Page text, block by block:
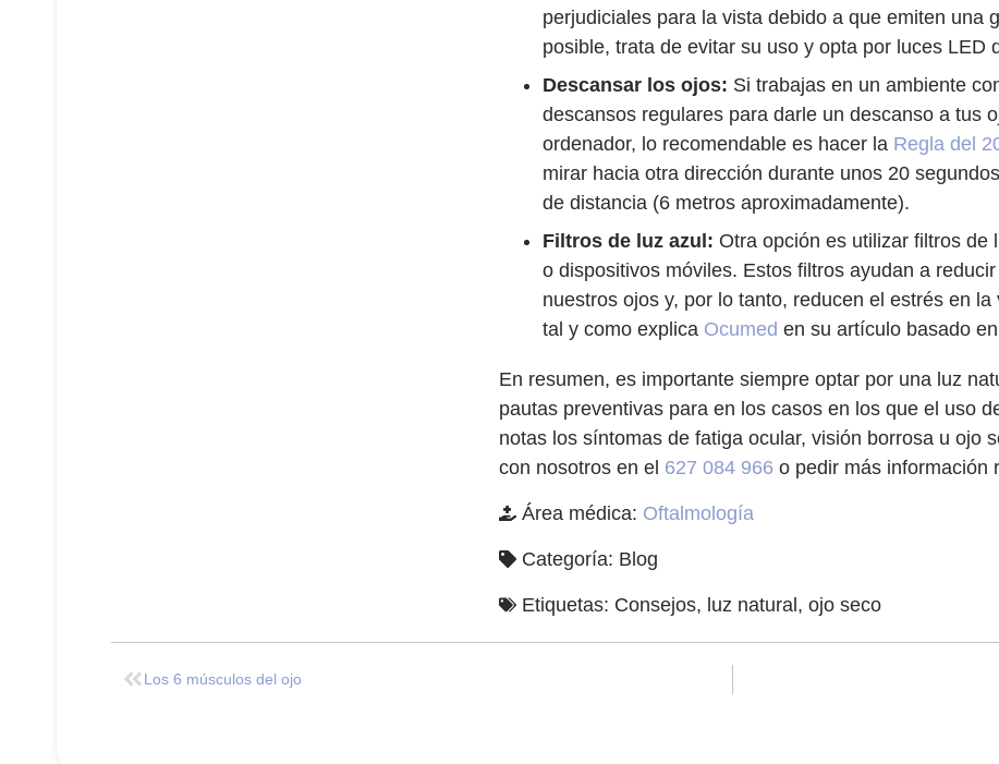
perjudiciales para la vista debido a que emiten una
posible, trata de evitar su uso y opta por luces LED
Descansar los ojos: Si trabajas en un ambiente
descansos regulares para darle un descanso a tus
ordenador, lo recomendable es hacer la Regla del
mirar hacia otra dirección durante unos 20
de distancia (6 metros aproximadamente).
Filtros de luz azul: Otra opción es utilizar filtros de
o dispositivos móviles. Estos filtros ayudan a
nuestros ojos y, por lo tanto, reducen el estrés en
tal y como explica Ocumed en su artículo basado
En resumen, es importante siempre optar por una luz
pautas preventivas para en los casos en los que el uso
notas los síntomas de fatiga ocular, visión borrosa u ojo
con nosotros en el 627 084 966 o pedir más información
Área médica: Oftalmología
Categoría: Blog
Etiquetas: Consejos, luz natural, ojo seco
Los 6 músculos del ojo